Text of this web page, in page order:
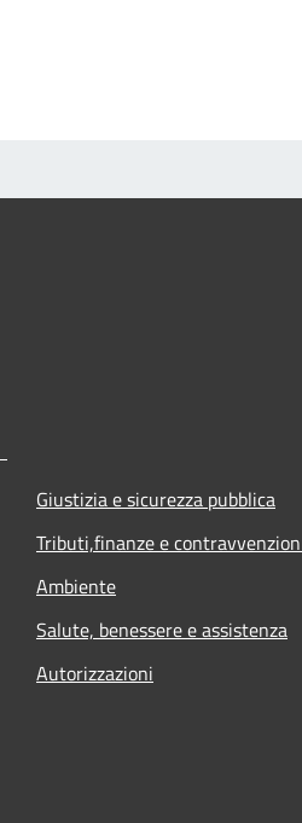
Giustizia e sicurezza pubblica
Tributi,finanze e
Ambiente
Salute, benessere e assistenza
Autorizzazioni